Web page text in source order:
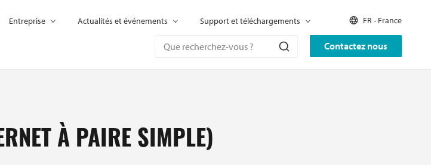
Contactez nous
Entreprise Actualités et événements Support et téléchargements FR - France
À PAIRE SIMPLE)